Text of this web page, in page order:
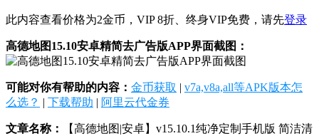
此内容查看价格为2金币，VIP 8折、终身VIP免费，请先登录
高德地图15.10安卓精简去广告版APP界面截图：
可能对你有帮助的内容： 金币获取 | v7a,v8a,all等APK版本怎
么选？ | 下载帮助 | 阿里云代金券
文章名称：
【高德地图|安卓】v15.10.1纯净定制手机版 简洁清